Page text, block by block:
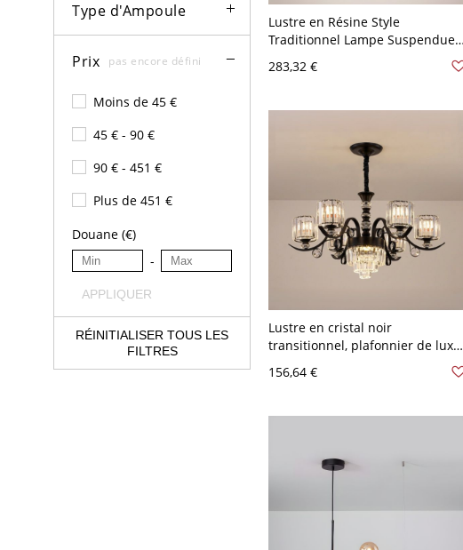
Type d'Ampoule
Prix pas encore défini
Moins de 45 €
45 € - 90 €
90 € - 451 €
Plus de 451 €
Douane (€)
-
APPLIQUER
RÉINITIALISER TOUS LES
FILTRES
Lustre en Résine Style
Traditionnel Lampe Suspendue
Design de Bougie avec Décor de
Ramure - 110 V-120 V Bois Vieilli
283,32 €
Lustre en cristal noir
transitionnel, plafonnier de luxe
156,64 €